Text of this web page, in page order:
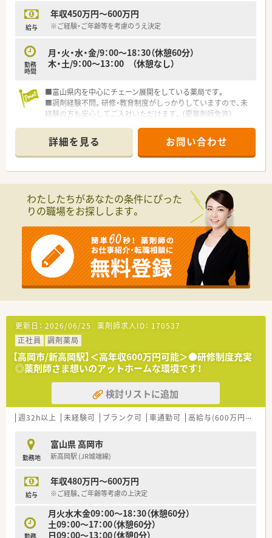
給与
年収450万円～600万円
※ご経験・ご年齢等を考慮のうえ決定
勤務
時間
月・火・水・金/9：00～18：30（休憩60分）
木・土/9：00～13：00 （休憩なし）
■富山県内を中心にチェーン展開をしている薬局です。
■調剤経験不問。研修・教育制度がしっかりしていますので、未
経験の方も安心してご入社いただけます。（要薬剤師免許）
遣】もお選び頂けます。
詳細を見る お問い合わせ
わたしたちがあなたの条件にぴった
りの職場をお探しします。
更新日： 2026/06/25 薬剤師求人ID： 170537
正社員
調剤薬局
【高岡市/新高岡駅】＜高年収600万円可能＞●研修制度充実
◎薬剤師さま想いのアットホームな環境です！
検討リストに追加
週32h以上 未経験可 ブランク可 車通勤可 高給与(600万円以上)
勤務地
富山県 高岡市
新高岡駅 (JR城端線)
給与
年収480万円～600万円
※ご経験、ご年齢等考慮の上決定
勤務
月火水木金09：00～18：30（休憩60分）
土09：00～17：00（休憩60分）
日09：00～13：00（休憩0分）